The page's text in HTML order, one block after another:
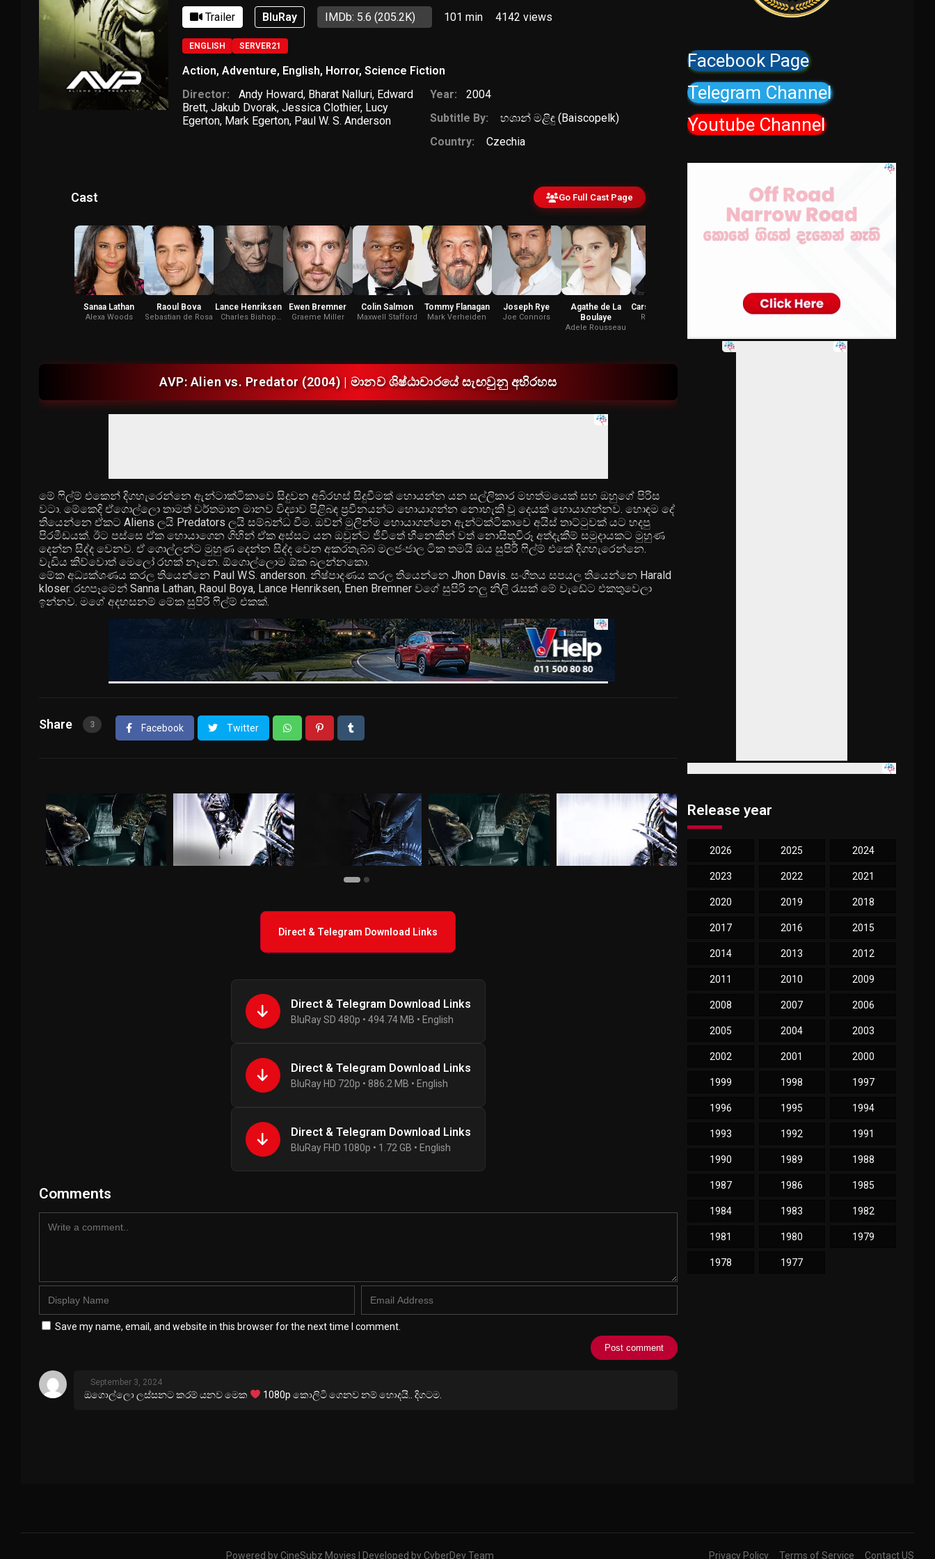
Trailer BluRay IMDb: 5.6 (205.2K) 101 min 4142 views
ENGLISH SERVER21
Action, Adventure, English, Horror, Science Fiction
Director:
Andy Howard, Bharat Nalluri, Edward
Brett, Jakub Dvorak, Jessica Clothier, Lucy
Egerton, Mark Egerton, Paul W. S. Anderson
Year:
2004
Subtitle By:
හශාන් මළිඳු (Baiscopelk)
Country:
Czechia
Cast Go Full Cast Page
Sanaa Lathan
Alexa Woods
Raoul Bova
Sebastian de Rosa
Lance Henriksen
Charles Bishop
Ewen Bremner
Graeme Miller
Colin Salmon
Maxwell Stafford
Tommy Flanagan
Mark Verheiden
Joseph Rye
Joe Connors
Agathe de La
Boulaye
Adele Rousseau
Carsten Norgaard
Rusten Quinn
Sam Troughton
Thomas Parks
AVP: Alien vs. Predator (2004) | මානව ශිෂ්ඨාචාරයේ සැඟවුනු අභිරහස
මේ ෆිල්ම් එකෙන් දිගහැරෙන්නෙ ඇන්ටාක්ටිකාවෙ සිදුවන අබිරහස් සිදුවීමක් හොයන්න යන සල්ලිකාර මහත්මයෙක් සහ ඔහුගේ පිරිස
වටා. මේකෙදි ඒගොල්ලො තාමත් වර්තමාන මානව විද්‍යාව පිළිබඳ ප්‍රවීනයන්ට හොයාගන්න නොහැකි වූ දෙයක් හොයාගන්නව. හොඳම දේ
තියෙන්නෙ ඒකට Aliens ලයි Predators ලයි සම්බන්ධ වීම. ඔව්න් මුලින්ම හොයාගන්නෙ ඇන්ටක්ටිකාවෙ අයිස් තාට්ටුවක් යට හදපු
පිරමීඩයක්. ඊට පස්සෙ ඒක හොයාගෙන ගිහින් ඒක අස්සට යන ඔවුන්ට ජීවිතේ හීනෙකින් වත් නොසිතූවිරූ අත්දැකීම් සමුදායකට මුහුණ
දෙන්න සිද්ද වෙනව. ඒ ගොල්ලන්ට මුහුණ දෙන්න සිද්ද වෙන අකරතැබ්බ මලජංජාල ටික තමයි ඔය සුපිරි ෆිල්ම් එකේ දිගහැරෙන්නෙ.
වැඩිය කිව්වොත් මෙලෝ රහක් නෑනෙ. ඕගොල්ලොම ඕක බලන්නකො.
මේක අධ්‍යක්ශණය කරල තියෙන්නෙ Paul W.S. anderson. නිෂ්පාදණය කරල තියෙන්නෙ Jhon Davis. සංගීතය සපයල තියෙන්නෙ Harald
kloser. රඟපෑමෙන් Sanna Lathan, Raoul Boya, Lance Henriksen, Enen Bremner වගේ සුපිරි නලු නිලි රැසක් මේ වැඩේට එකතුවෙලා
ඉන්නව. මගේ අදහසනම් මේක සුපිරි ෆිල්ම් එකක්.
Share 3 Facebook Twitter
Direct & Telegram Download Links
Direct & Telegram Download Links
BluRay SD 480p • 494.74 MB • English
Direct & Telegram Download Links
BluRay HD 720p • 886.2 MB • English
Direct & Telegram Download Links
BluRay FHD 1080p • 1.72 GB • English
Comments
Save my name, email, and website in this browser for the next time I comment.
September 3, 2024
ඔගොල්ලො ලස්සනට කරම් යනව මෙක 1080p කොලිටි ගෙනව නම් හොදයි.. දිගටම.
Facebook Page
Telegram Channel
Youtube Channel
Release year
2026 2025 2024
2023 2022 2021
2020 2019 2018
2017 2016 2015
2014 2013 2012
2011 2010 2009
2008 2007 2006
2005 2004 2003
2002 2001 2000
1999 1998 1997
1996 1995 1994
1993 1992 1991
1990 1989 1988
1987 1986 1985
1984 1983 1982
1981 1980 1979
1978 1977
Privacy Policy Terms of Service Contact US
Powered by CineSubz Movies | Developed by CyberDev Team